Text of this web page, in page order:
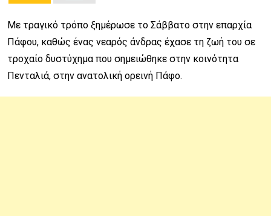
Με τραγικό τρόπο ξημέρωσε το Σάββατο στην επαρχία
Πάφου, καθώς ένας νεαρός άνδρας έχασε τη ζωή του σε
τροχαίο δυστύχημα που σημειώθηκε στην κοινότητα
Πενταλιά, στην ανατολική ορεινή Πάφο.